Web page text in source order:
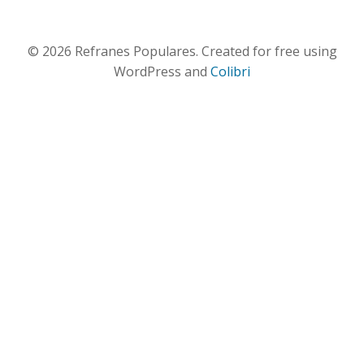
© 2026 Refranes Populares. Created for free using
WordPress and Colibri